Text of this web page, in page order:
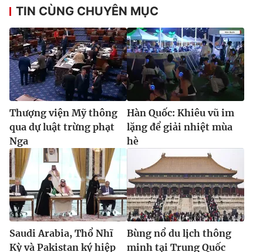
Ðiện thoại Thời báo VTV:024.66 897 897
Liên hệ quảng cáo:024-7300.7108
® Cấm sao chép dưới mọi hình thức nếu không có sự chấp
thuận bằng văn bản. Ghi rõ nguồn VTV.vn khi phát hành lại
thông tin từ website này.
TIN CÙNG CHUYÊN MỤC
Thượng viện Mỹ thông
qua dự luật trừng phạt
Nga
Hàn Quốc: Khiêu vũ im
lặng để giải nhiệt mùa
hè
Saudi Arabia, Thổ Nhĩ
Kỳ và Pakistan ký hiệp
Bùng nổ du lịch thông
minh tại Trung Quốc